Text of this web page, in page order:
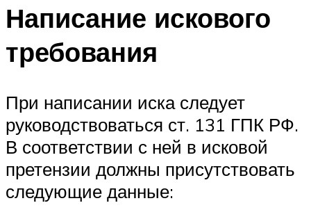
Написание искового
требования
При написании иска следует
руководствоваться ст. 131 ГПК РФ.
В соответствии с ней в исковой
претензии должны присутствовать
следующие данные: